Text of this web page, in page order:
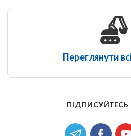
Переглянути